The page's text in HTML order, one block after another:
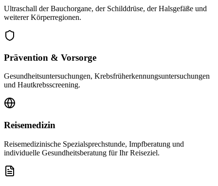
Ultraschall der Bauchorgane, der Schilddrüse, der Halsgefäße und
weiterer Körperregionen.
Prävention & Vorsorge
Gesundheitsuntersuchungen, Krebsfrüherkennungsuntersuchungen
und Hautkrebsscreening.
Reisemedizin
Reisemedizinische Spezialsprechstunde, Impfberatung und
individuelle Gesundheitsberatung für Ihr Reiseziel.